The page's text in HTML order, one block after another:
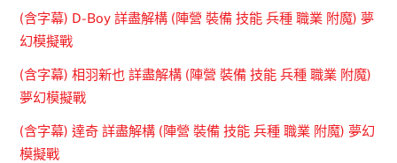
(含字幕) D-Boy 詳盡解構 (陣營 裝備 技能 兵種 職業 附魔) 夢
幻模擬戰
(含字幕) 相羽新也 詳盡解構 (陣營 裝備 技能 兵種 職業 附魔)
夢幻模擬戰
(含字幕) 達奇 詳盡解構 (陣營 裝備 技能 兵種 職業 附魔) 夢幻
模擬戰